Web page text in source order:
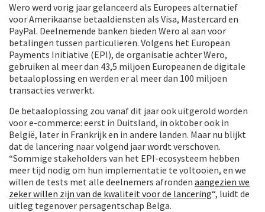
Wero werd vorig jaar gelanceerd als Europees alternatief
voor Amerikaanse betaaldiensten als Visa, Mastercard en
PayPal. Deelnemende banken bieden Wero al aan voor
betalingen tussen particulieren. Volgens het European
Payments Initiative (EPI), de organisatie achter Wero,
gebruiken al meer dan 43,5 miljoen Europeanen de digitale
betaaloplossing en werden er al meer dan 100 miljoen
transacties verwerkt.
De betaaloplossing zou vanaf dit jaar ook uitgerold worden
voor e-commerce: eerst in Duitsland, in oktober ook in
België, later in Frankrijk en in andere landen. Maar nu blijkt
dat de lancering naar volgend jaar wordt verschoven.
“Sommige stakeholders van het EPI-ecosysteem hebben
meer tijd nodig om hun implementatie te voltooien, en we
willen de tests met alle deelnemers afronden aangezien we
zeker willen zijn van de kwaliteit voor de lancering“, luidt de
uitleg tegenover persagentschap Belga.